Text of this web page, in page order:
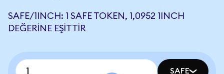
SAFE/1INCH: 1 SAFE TOKEN, 1,0952 1INCH
DEĞERINE EŞITTIR
SAFE